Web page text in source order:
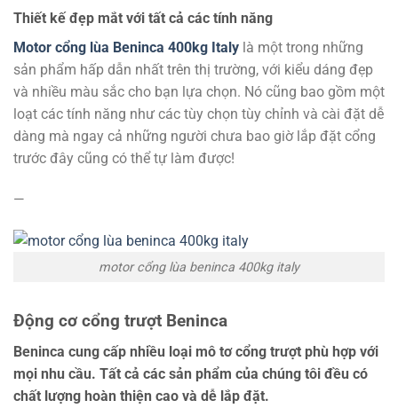
Thiết kế đẹp mắt với tất cả các tính năng
Motor cổng lùa Beninca 400kg Italy là một trong những
sản phẩm hấp dẫn nhất trên thị trường, với kiểu dáng đẹp
và nhiều màu sắc cho bạn lựa chọn. Nó cũng bao gồm một
loạt các tính năng như các tùy chọn tùy chỉnh và cài đặt dễ
dàng mà ngay cả những người chưa bao giờ lắp đặt cổng
trước đây cũng có thể tự làm được!
—
motor cổng lùa beninca 400kg italy
Động cơ cổng trượt Beninca
Beninca cung cấp nhiều loại mô tơ cổng trượt phù hợp với
mọi nhu cầu. Tất cả các sản phẩm của chúng tôi đều có
chất lượng hoàn thiện cao và dễ lắp đặt.